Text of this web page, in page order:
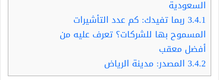
السعودية
3.4.1 ربما تفيدك: كم عدد التأشيرات
المسموح بها للشركات؟ تعرف عليه من
أفضل معقب
3.4.2 المصدر: مدينة الرياض